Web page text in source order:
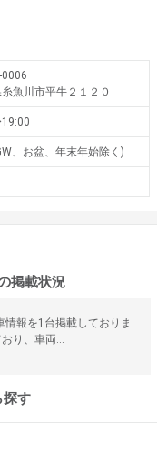
0006
魚川市平牛２１２０
、お盆、年末年始除く)
掲載状況
報を1台掲載しておりま
り、車両…
探す